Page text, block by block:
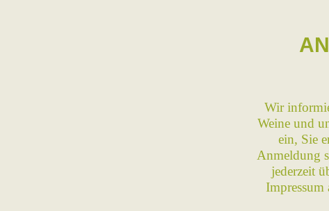
Wir
Weine und
ein, Sie
Anmeldung
jederzeit
Impressum